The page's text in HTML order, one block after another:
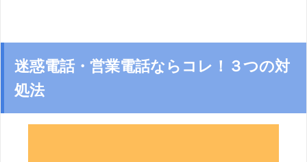
迷惑電話・営業電話ならコレ！３つの対
処法